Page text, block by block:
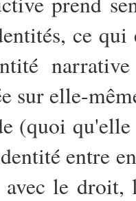
ce
sur elle-
(quoi
entre
le